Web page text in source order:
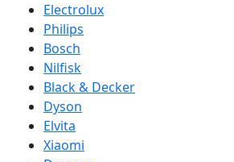
Electrolux
Philips
Bosch
Nilfisk
Black & Decker
Dyson
Elvita
Xiaomi